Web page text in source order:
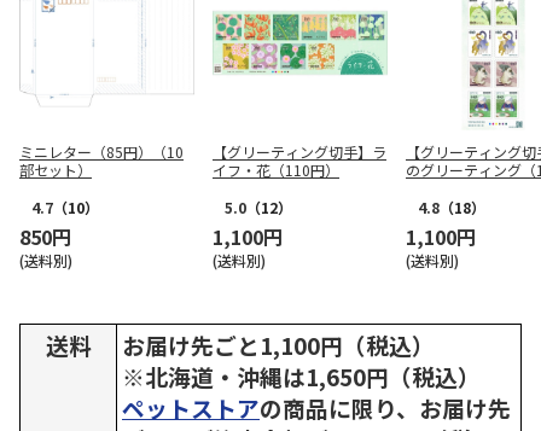
ミニレター（85円）（10
部セット）
4.7 （10）
850円
(送料別)
【グリーティング切手】ラ
イフ・花（110円）
5.0 （12）
1,100円
(送料別)
【グリーティング
のグリーティング（
4.8 （18）
1,100円
(送料別)
送料
お届け先ごと1,100円（税込）
※北海道・沖縄は1,650円（税込）
ペットストアの商品に限り、お届け先